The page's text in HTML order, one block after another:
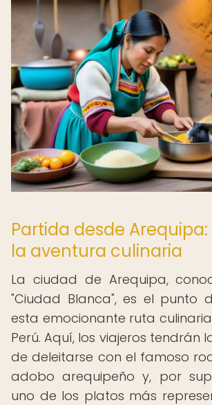
Partida desde Arequipa:
la aventura culinaria
La ciudad de Arequipa,
"Ciudad Blanca", es el punto
esta emocionante ruta
Perú. Aquí, los viajeros tendrán
de deleitarse con el famoso
adobo arequipeño y, por
uno de los platos más